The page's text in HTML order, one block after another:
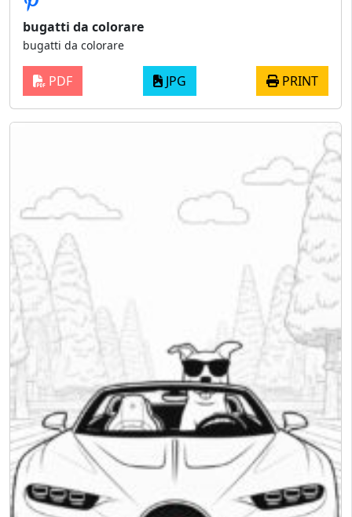
bugatti da colorare
bugatti da colorare
PDF JPG PRINT